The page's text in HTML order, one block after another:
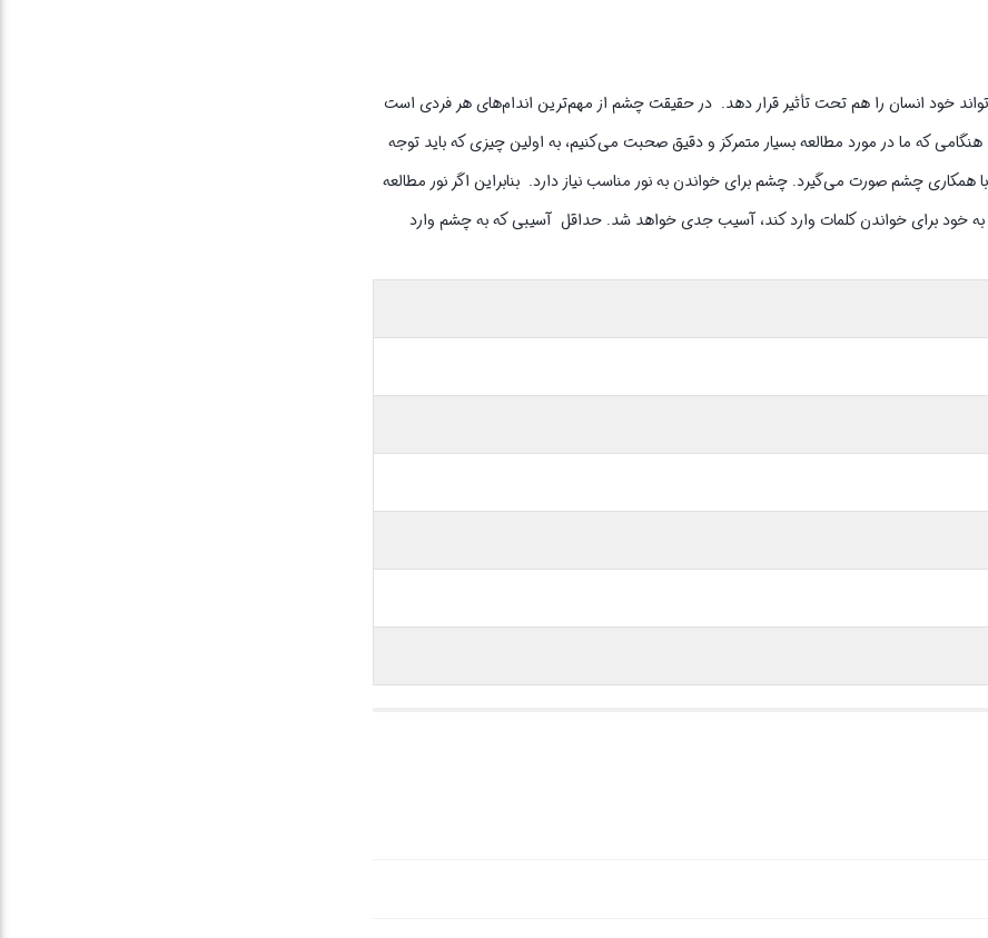
خود انسان را هم تحت تأثیر قرار دهد. در حقیقت چشم از مهم‌ترین اندام‌های هر فردی است
که ما در مورد مطالعه بسیار متمرکز و دقیق صحبت می‌کنیم، به اولین چیزی که باید توجه
چشم صورت می‌گیرد. چشم برای خواندن به نور مناسب نیاز دارد. بنابراین اگر نور مطالعه
خود برای خواندن کلمات وارد کند، آسیب جدی خواهد شد. حداقل آسیبی که به چشم وارد